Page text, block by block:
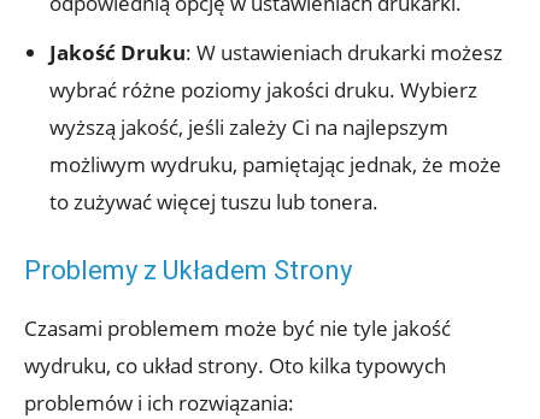
Jakość Druku: W ustawieniach drukarki możesz
wybrać różne poziomy jakości druku. Wybierz
wyższą jakość, jeśli zależy Ci na najlepszym
możliwym wydruku, pamiętając jednak, że może
to zużywać więcej tuszu lub tonera.
Problemy z Układem Strony
Czasami problemem może być nie tyle jakość
wydruku, co układ strony. Oto kilka typowych
problemów i ich rozwiązania: